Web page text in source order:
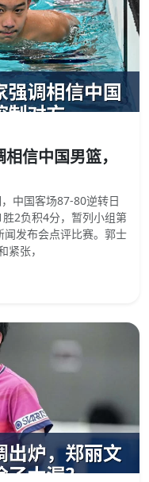
信中国男篮，
中国客场87-80逆转日
2负积4分，暂列小组第
发布会点评比赛。郭士
张，